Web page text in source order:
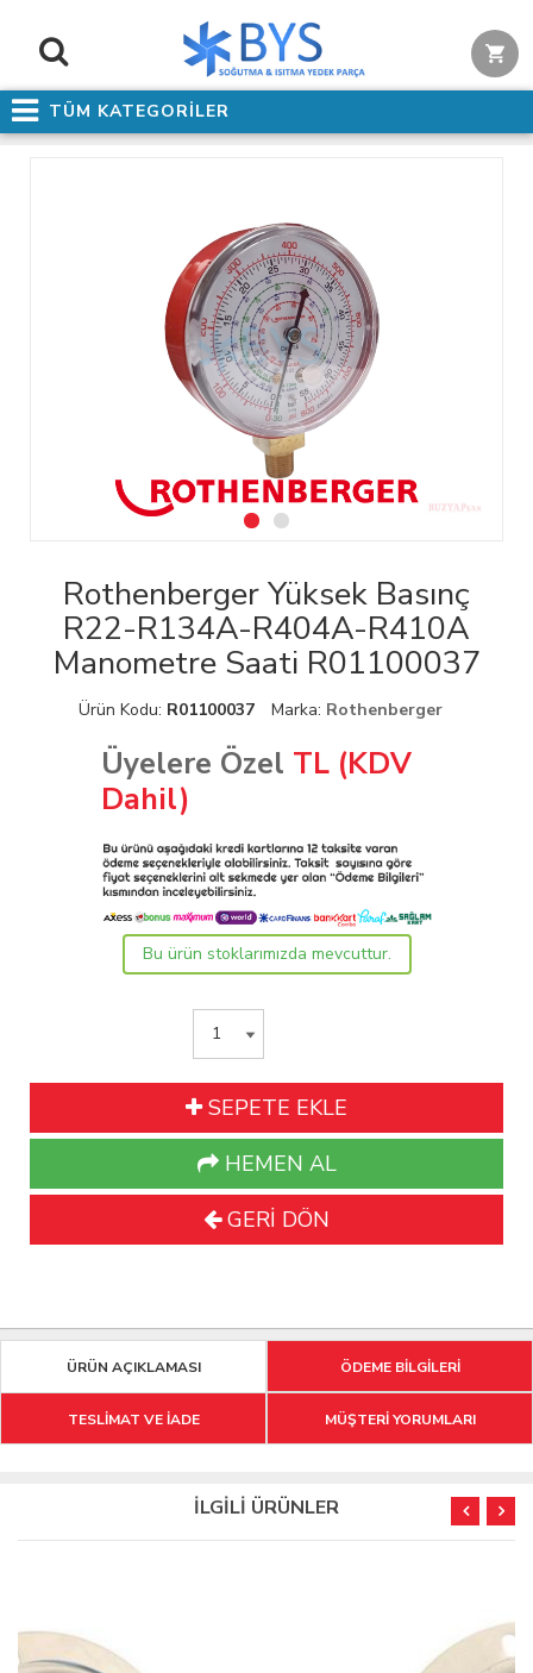
TÜM KATEGORİLER
Rothenberger Yüksek Basınç
R22-R134A-R404A-R410A
Manometre Saati R01100037
Ürün Kodu: R01100037 Marka: Rothenberger
Üyelere Özel TL (KDV
Dahil)
Bu ürün stoklarımızda mevcuttur.
SEPETE EKLE
HEMEN AL
GERİ DÖN
ÜRÜN AÇIKLAMASI ÖDEME BİLGİLERİ
TESLİMAT VE İADE MÜŞTERİ YORUMLARI
İLGİLİ ÜRÜNLER